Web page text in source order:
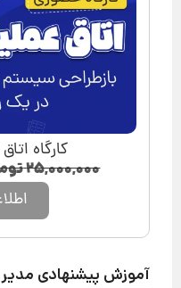
کارگاه
۲۵,۰۰۰,۰۰۰
آموزش پیشنهادی